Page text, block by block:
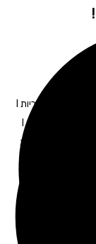
מפתח לרכב בקריות I תיקון דלתות בקריות I פריצת כספות בקריות I פריצת